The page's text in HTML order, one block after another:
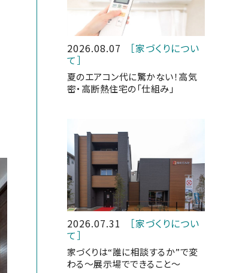
2026.08.07
［家づくりについ
て］
夏のエアコン代に驚かない！高気
密・高断熱住宅の「仕組み」
2026.07.31
［家づくりについ
て］
家づくりは“誰に相談するか”で変
わる～展示場でできること～